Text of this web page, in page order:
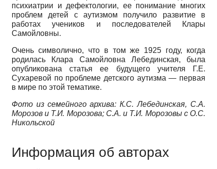
психиатрии и дефектологии, ее понимание многих
проблем детей с аутизмом получило развитие в
работах учеников и последователей Клары
Самойловны.
Очень символично, что в том же 1925 году, когда
родилась Клара Самойловна Лебединская, была
опубликована статья ее будущего учителя Г.Е.
Сухаревой по проблеме детского аутизма — первая
в мире по этой тематике.
Фото из семейного архива: К.С. Лебединская, С.А.
Морозов и Т.И. Морозова; С.А. и Т.И. Морозовы с О.С.
Никольской
Информация об авторах